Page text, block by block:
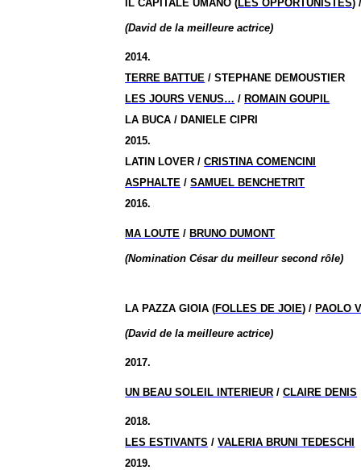
IL CAPITALE UMANO (LES OPPORTUNISTES)
(David de la meilleure actrice)
2014.
TERRE BATTUE / STEPHANE DEMOUSTIER
LES JOURS VENUS… / ROMAIN GOUPIL
LA BUCA / DANIELE CIPRI
2015.
LATIN LOVER /CRISTINA COMENCINI
ASPHALTE /SAMUEL BENCHETRIT
2016.
MA LOUTE / BRUNO DUMONT
(Nomination César du meilleur second rôle)
LA PAZZA GIOIA (FOLLES DE JOIE) / PAOLO
(David de la meilleure actrice)
2017.
UN BEAU SOLEIL INTERIEUR /CLAIRE DENIS
2018.
LES ESTIVANTS /VALERIA BRUNI TEDESCHI
2019.